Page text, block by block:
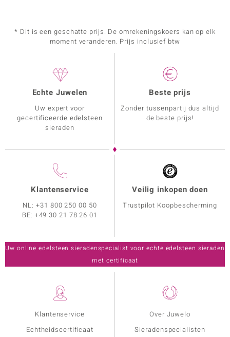
* Dit is een geschatte prijs. De omrekeningskoers kan op elk
moment veranderen. Prijs inclusief btw
Klantenservice
Echtheidscertificaat
Over Juwelo
Sieradenspecialisten
Echte Juwelen
Uw expert voor
gecertificeerde edelsteen
sieraden
Beste prijs
Zonder tussenpartij dus altijd
de beste prijs!
Klantenservice
NL:+31 800 250 00 50
BE: +49 30 21 78 26 01
Veilig inkopen doen
Trustpilot Koopbescherming
Uw online edelsteen sieradenspecialist voor echte edelsteen sieraden
met certificaat